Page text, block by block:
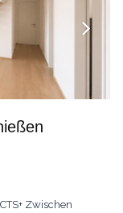
Zwischen